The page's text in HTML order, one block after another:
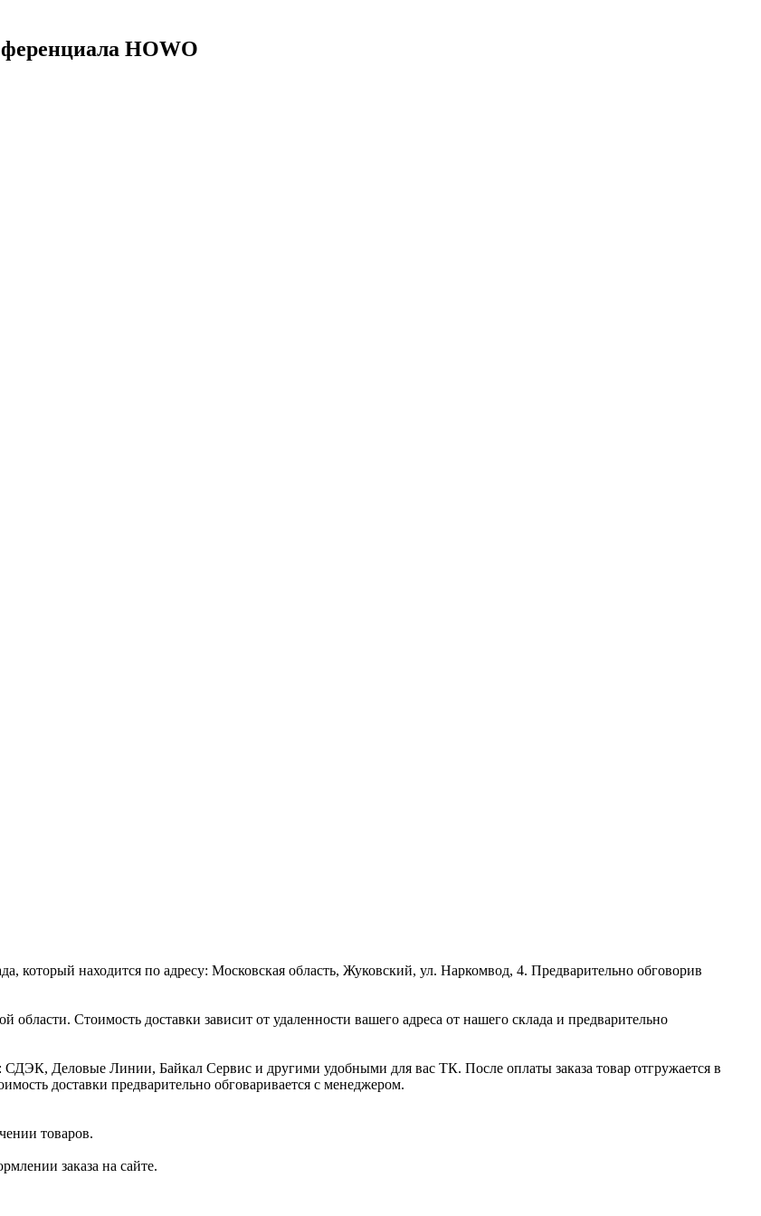
HOWO
который находится по адресу: Московская область, Жуковский, ул. Наркомвод, 4. Предварительно обговорив
Стоимость доставки зависит от удаленности вашего адреса от нашего склада и предварительно
Деловые Линии, Байкал Сервис и другими удобными для вас ТК. После оплаты заказа товар отгружается в
доставки предварительно обговаривается с менеджером.
товаров.
заказа на сайте.